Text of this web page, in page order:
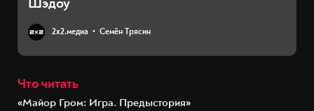
2х2.медиа Семён Трясин
Что читать
«Майор Гром: Игра. Предыстория»